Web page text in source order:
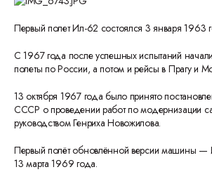
Первый полет Ил-62 состоялся 3 января 1963
С 1967 года после успешных испытаний
полеты по России, а потом и рейсы в Прагу и
13 октября 1967 года было принято
СССР о проведении работ по модернизации
руководством Генриха Новожилова.
Первый полёт обновлённой версии машины
13 марта 1969 года.